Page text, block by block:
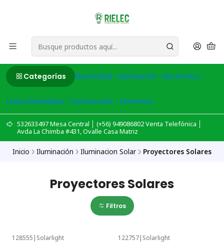
Categorías Electricidad Iluminación Electronica
Linea Domiciliaria Construcción Ferreteria
532633497 Mesa Central │ (+56) 949086802 Venta Telefónica │
Avda La Chimba #431, Ovalle Casa Matriz
Inicio Iluminación Iluminacion Solar Proyectores Solares
Proyectores Solares
Filtros
128555 | Solarlight 122757| Solarlight